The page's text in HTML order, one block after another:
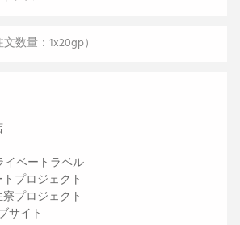
数量：1x20gp）
イベートラベル
プロジェクト
プロジェクト
サイト